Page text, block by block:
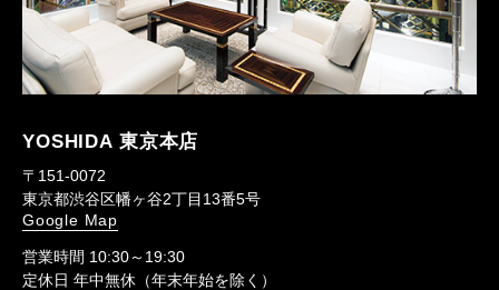
YOSHIDA 東京本店
〒151-0072
東京都渋谷区幡ヶ谷2丁目13番5号
Google Map
営業時間 10:30～19:30
定休日 年中無休（年末年始を除く）